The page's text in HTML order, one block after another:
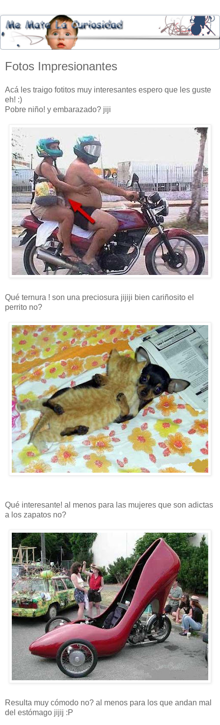
Fotos Impresionantes
Acá les traigo fotitos muy interesantes espero que les guste
eh! :)
Pobre niño! y embarazado? jiji
Qué ternura ! son una preciosura jijiji bien cariñosito el
perrito no?
Qué interesante! al menos para las mujeres que son adictas
a los zapatos no?
Resulta muy cómodo no? al menos para los que andan mal
del estómago jijij :P